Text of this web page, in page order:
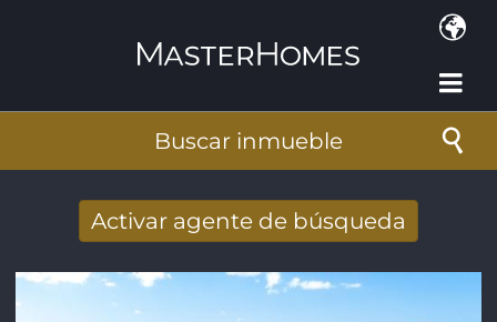
Buscar inmueble
Activar agente de búsqueda
por e-mail